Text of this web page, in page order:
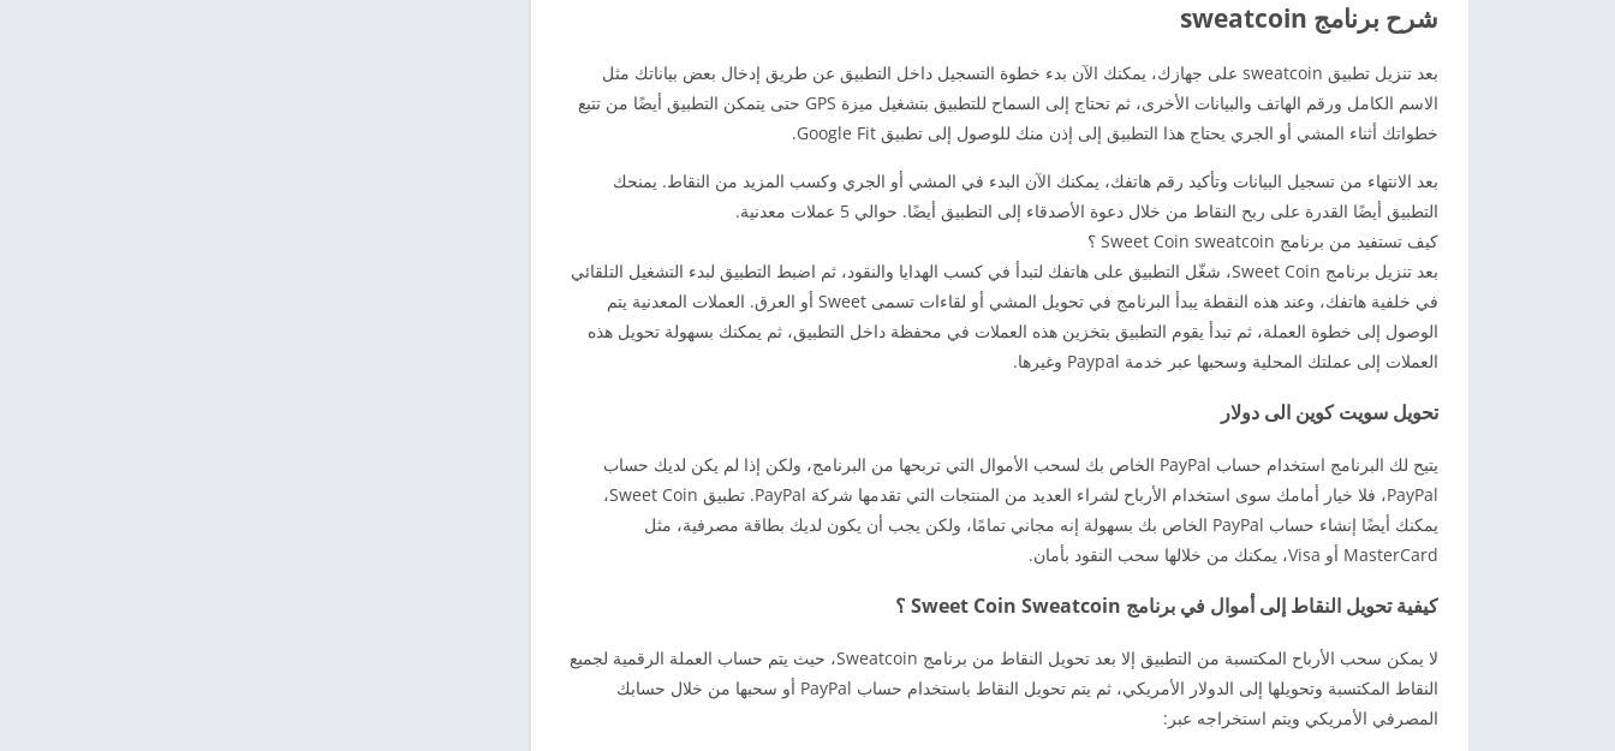
شرح برنامج sweatcoin
بعد تنزيل تطبيق sweatcoin على جهازك، يمكنك الآن بدء خطوة التسجيل داخل التطبيق عن طريق إدخال بعض بياناتك مثل
الاسم الكامل ورقم الهاتف والبيانات الأخرى، ثم تحتاج إلى السماح للتطبيق بتشغيل ميزة GPS حتى يتمكن التطبيق أيضًا من تتبع
خطواتك أثناء المشي أو الجري يحتاج هذا التطبيق إلى إذن منك للوصول إلى تطبيق Google Fit.
بعد الانتهاء من تسجيل البيانات وتأكيد رقم هاتفك، يمكنك الآن البدء في المشي أو الجري وكسب المزيد من النقاط. يمنحك
التطبيق أيضًا القدرة على ربح النقاط من خلال دعوة الأصدقاء إلى التطبيق أيضًا. حوالي 5 عملات معدنية.
كيف تستفيد من برنامج Sweet Coin sweatcoin ؟
بعد تنزيل برنامج Sweet Coin، شغّل التطبيق على هاتفك لتبدأ في كسب الهدايا والنقود، ثم اضبط التطبيق لبدء التشغيل التلقائي
في خلفية هاتفك، وعند هذه النقطة يبدأ البرنامج في تحويل المشي أو لقاءات تسمى Sweet أو العرق. العملات المعدنية يتم
الوصول إلى خطوة العملة، ثم تبدأ يقوم التطبيق بتخزين هذه العملات في محفظة داخل التطبيق، ثم يمكنك بسهولة تحويل هذه
العملات إلى عملتك المحلية وسحبها عبر خدمة Paypal وغيرها.
تحويل سويت كوين الى دولار
يتيح لك البرنامج استخدام حساب PayPal الخاص بك لسحب الأموال التي تربحها من البرنامج، ولكن إذا لم يكن لديك حساب
PayPal، فلا خيار أمامك سوى استخدام الأرباح لشراء العديد من المنتجات التي تقدمها شركة PayPal. تطبيق Sweet Coin،
يمكنك أيضًا إنشاء حساب PayPal الخاص بك بسهولة إنه مجاني تمامًا، ولكن يجب أن يكون لديك بطاقة مصرفية، مثل
MasterCard أو Visa، يمكنك من خلالها سحب النقود بأمان.
كيفية تحويل النقاط إلى أموال في برنامج Sweet Coin Sweatcoin ؟
لا يمكن سحب الأرباح المكتسبة من التطبيق إلا بعد تحويل النقاط من برنامج Sweatcoin، حيث يتم حساب العملة الرقمية لجميع
النقاط المكتسبة وتحويلها إلى الدولار الأمريكي، ثم يتم تحويل النقاط باستخدام حساب PayPal أو سحبها من خلال حسابك
المصرفي الأمريكي ويتم استخراجه عبر: